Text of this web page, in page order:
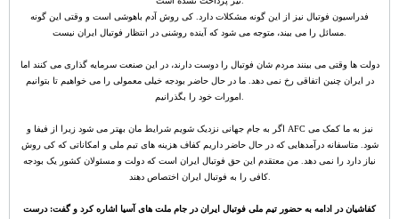
فدراسیون فوتبال نیز از این گونه مشکلات دارد. کی روش آدم باهوشی است و وقتی این گونه
دولت ها وقتی می بینند مردم شان فوتبال را دوست دارند، در این صنعت سرمایه گذاری می کنند اما
در ایران چنین اتفاقی رخ نمی دهد. ما در حال حاضر بودجه خیلی معمولی را می خواهیم تا بتوانیم
اگر به جام جهانی نزدیک شویم شرایط مان بهتر می شود زیرا از فیفا و AFC نیز به ما کمک می
شود. متاسفانه درآمدهایی که در حال حاضر داریم کفاف هزینه های تیم ملی و امکاناتی که کی روش
نیاز دارد را نمی دهد. من معتقدم این حق فوتبال ایران است که دولت و مسئولان کشور یک بودجه
کافی را به فوتبال ایران اختصاص دهند.
کفاشیان در ادامه به حضور تیم ملی فوتبال ایران در جام ملت های آسیا اشاره کرد و گفت: درست